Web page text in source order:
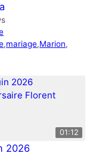
,mariage,Marion,
01:12
2026